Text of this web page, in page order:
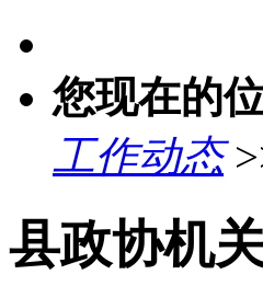
您现在的
工作动态
县政协机